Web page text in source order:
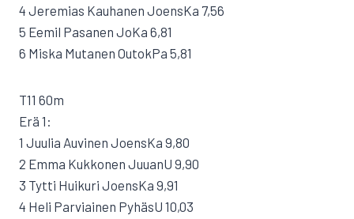
4 Jeremias Kauhanen JoensKa 7,56
5 Eemil Pasanen JoKa 6,81
6 Miska Mutanen OutokPa 5,81
T11 60m
Erä 1:
1 Juulia Auvinen JoensKa 9,80
2 Emma Kukkonen JuuanU 9,90
3 Tytti Huikuri JoensKa 9,91
4 Heli Parviainen PyhäsU 10,03